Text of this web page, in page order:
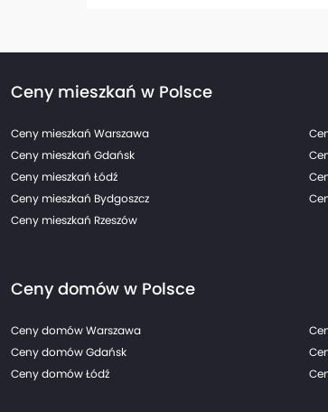
Ceny mieszkań w Polsce
Ceny mieszkań Warszawa
Ceny mieszkań Gdańsk
Ceny mieszkań Łódź
Ceny mieszkań Bydgoszcz
Ceny mieszkań Rzeszów
Ceny domów w Polsce
Ceny domów Warszawa
Ceny domów Gdańsk
Ceny domów Łódź